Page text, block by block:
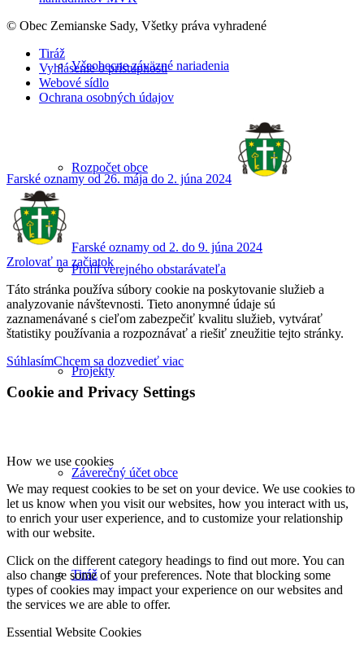
Všeobecne záväzné nariadenia
Rozpočet obce
Profil verejného obstarávateľa
Projekty
Záverečný účet obce
Tiráž
© Obec Zemianske Sady, Všetky práva vyhradené
Tiráž
Vyhlásenie o prístupnosti
Webové sídlo
Ochrana osobných údajov
Farské oznamy od 26. mája do 2. júna 2024
Farské oznamy od 2. do 9. júna 2024
Zrolovať na začiatok
Táto stránka používa súbory cookie na poskytovanie služieb a
analyzovanie návštevnosti. Tieto anonymné údaje sú
zaznamenávané s cieľom zabezpečiť kvalitu služieb, vytvárať
štatistiky používania a rozpoznávať a riešiť zneužitie tejto stránky.
SúhlasímChcem sa dozvedieť viac
Cookie and Privacy Settings
How we use cookies
We may request cookies to be set on your device. We use cookies to
let us know when you visit our websites, how you interact with us,
to enrich your user experience, and to customize your relationship
with our website.
Click on the different category headings to find out more. You can
also change some of your preferences. Note that blocking some
types of cookies may impact your experience on our websites and
the services we are able to offer.
Essential Website Cookies